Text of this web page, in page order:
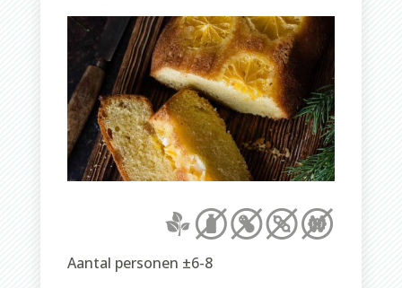
Aantal personen ±6-8